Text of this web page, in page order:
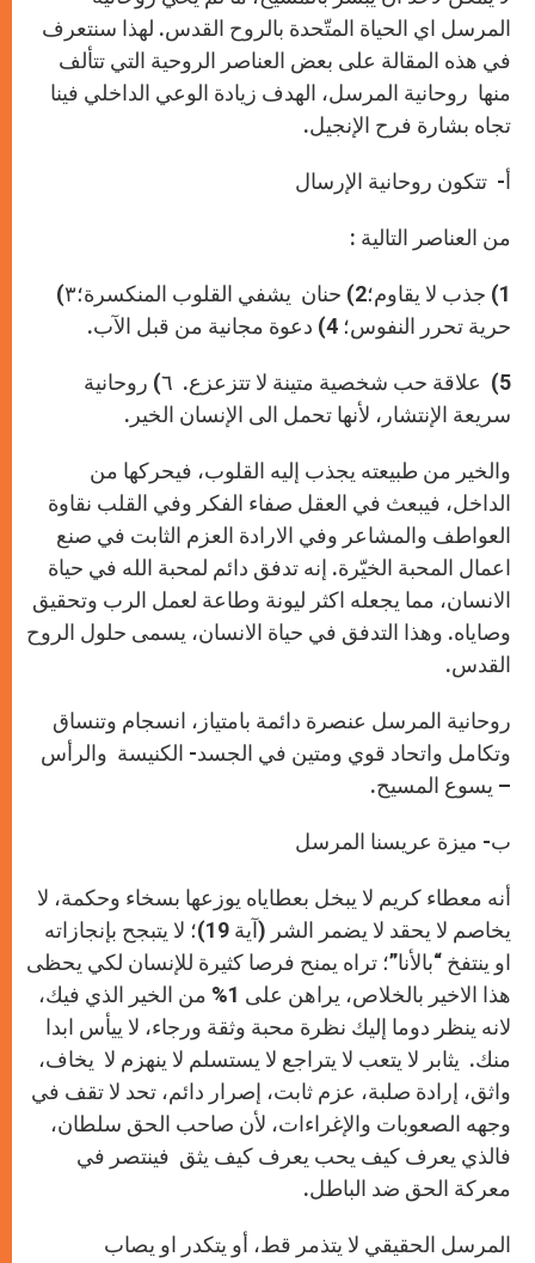
e
r
k
المرسل اي الحياة المتّحدة بالروح القدس. لهذا سنتعرف
في هذه المقالة على بعض العناصر الروحية التي تتألف
منها روحانية المرسل، الهدف زيادة الوعي الداخلي فينا
تجاه بشارة فرح الإنجيل.
أ- تتكون روحانية الإرسال
من العناصر التالية :
1) جذب لا يقاوم؛2) حنان يشفي القلوب المنكسرة؛٣)
حرية تحرر النفوس؛ 4) دعوة مجانية من قبل اﻵب.
5) علاقة حب شخصية متينة لا تتزعزع. ٦) روحانية
سريعة اﻹنتشار، ﻷنها تحمل الى الإنسان الخير.
والخير من طبيعته يجذب إليه القلوب، فيحركها من
الداخل، فيبعث في العقل صفاء الفكر وفي القلب نقاوة
العواطف والمشاعر وفي الارادة العزم الثابت في صنع
اعمال المحبة الخيّرة. إنه تدفق دائم لمحبة الله في حياة
الانسان، مما يجعله اكثر ليونة وطاعة لعمل الرب وتحقيق
وصاياه. وهذا التدفق في حياة الانسان، يسمى حلول الروح
القدس.
روحانية المرسل عنصرة دائمة بامتياز، انسجام وتنساق
وتكامل واتحاد قوي ومتين في الجسد- الكنيسة والرأس
– يسوع المسيح.
ب- ميزة عريسنا المرسل
أنه معطاء كريم لا يبخل بعطاياه يوزعها بسخاء وحكمة، لا
يخاصم لا يحقد لا يضمر الشر (آية 19)؛ لا يتبجح بإنجازاته
او ينتفخ “باﻷنا”؛ تراه يمنح فرصا كثيرة للإنسان لكي يحظى
هذا الاخير بالخلاص، يراهن على 1% من الخير الذي فيك،
لانه ينظر دوما إليك نظرة محبة وثقة ورجاء، لا ييأس ابدا
منك. يثابر لا يتعب لا يتراجع لا يستسلم لا ينهزم لا يخاف،
واثق، إرادة صلبة، عزم ثابت، إصرار دائم، تحد لا تقف في
وجهه الصعوبات واﻹغراءات، ﻷن صاحب الحق سلطان،
فالذي يعرف كيف يحب يعرف كيف يثق فينتصر في
معركة الحق ضد الباطل.
المرسل الحقيقي لا يتذمر قط، أو يتكدر او يصاب